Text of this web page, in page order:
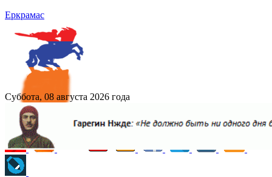
Еркрамас
Суббота, 08 августа 2026 года